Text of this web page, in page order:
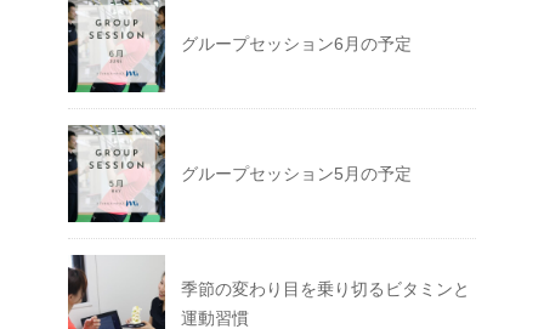
グループセッション6月の予定
グループセッション5月の予定
季節の変わり目を乗り切るビタミンと
運動習慣